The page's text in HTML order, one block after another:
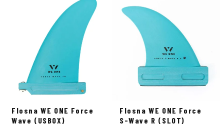
Flosna WE ONE Force
Wave (USBOX)
Flosna WE ONE Force
S-Wave R (SLOT)